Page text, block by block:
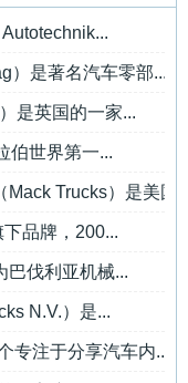
）是著名汽车零部...
是英国的一家...
伯世界第一...
Mack Trucks）是美国
品牌，200...
巴伐利亚机械...
N.V.）是...
专注于分享汽车内...